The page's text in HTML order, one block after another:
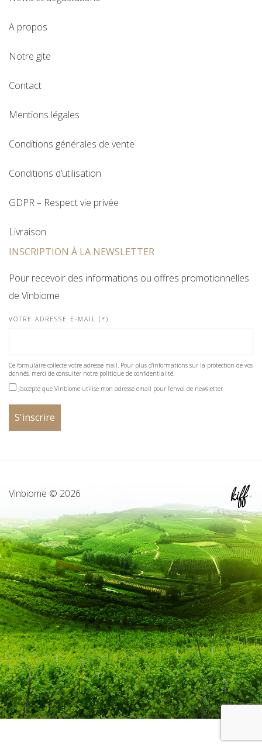
A propos
Notre gite
Contact
Mentions légales
Conditions générales de vente
Conditions d’utilisation
GDPR – Respect vie privée
Livraison
INSCRIPTION À LA NEWSLETTER
Pour recevoir des informations ou offres promotionnelles
de Vinbiome
VOTRE ADRESSE E-MAIL (*)
Ce formulaire collecte votre adresse mail. Pour plus d'informations sur la protection de vos
donnés, merci de consulter notre politique de confidentialité.
J'accepte que Vinbiome utilise mon adresse email pour l'envoi de newsletter
Vinbiome © 2026